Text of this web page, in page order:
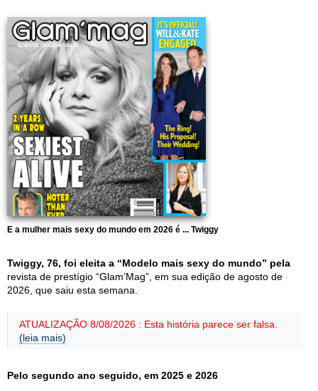
E a mulher mais sexy do mundo em 2026 é ... Twiggy
Twiggy, 76, foi eleita a “Modelo mais sexy do mundo” pela
revista de prestígio “Glam’Mag”, em sua edição de agosto de
2026, que saiu esta semana.
ATUALIZAÇÃO 8/08/2026 : Esta história parece ser falsa.
(leia mais)
Pelo segundo ano seguido, em 2025 e 2026